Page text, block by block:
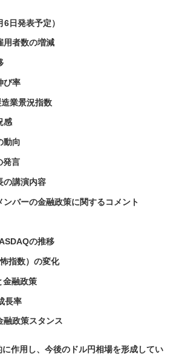
日発表予定）
用者数の増減
び率
業景況指数
感
動向
発言
の講演内容
ンバーの金融政策に関するコメント
の推移
指数）の変化
金融政策
長率
融政策スタンス
作用し、今後のドル円相場を形成してい